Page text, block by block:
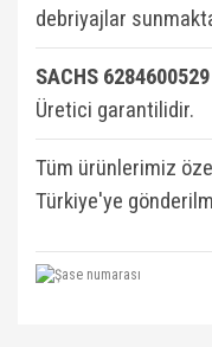
debriyajlar
SACHS 6284600529
Üretici garantilidir.
Tüm ürünlerimiz
Türkiye'ye